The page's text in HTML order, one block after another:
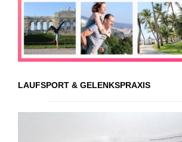
LAUFSPORT & GELENKSPRAXIS